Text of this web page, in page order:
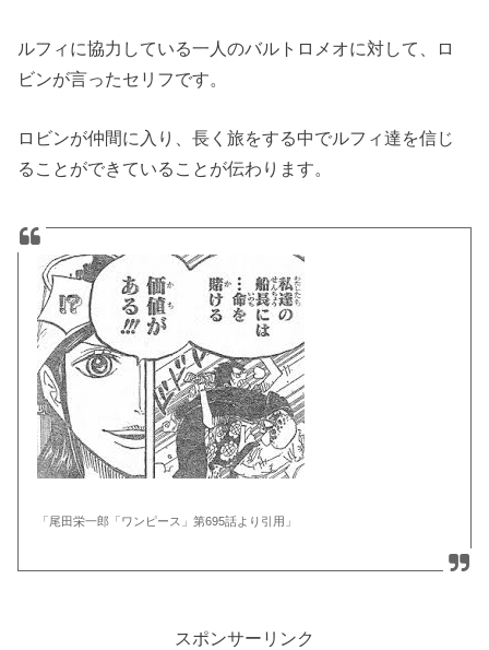
ルフィに協力している一人のバルトロメオに対して、ロ
ビンが言ったセリフです。
ロビンが仲間に入り、長く旅をする中でルフィ達を信じ
ることができていることが伝わります。
「尾田栄一郎「ワンピース」第695話より引用」
スポンサーリンク